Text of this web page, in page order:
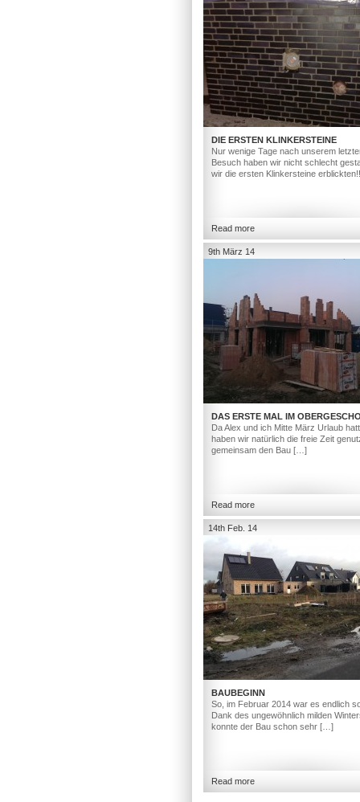
DIE ERSTEN KLINKERSTEINE
Nur wenige Tage nach unserem
Besuch haben wir nicht schlecht
wir die ersten Klinkersteine
Read more
9th März 14
DAS ERSTE MAL IM
Da Alex und ich Mitte März Urlaub
haben wir natürlich die freie Zeit
gemeinsam den Bau […]
Read more
14th Feb. 14
BAUBEGINN
So, im Februar 2014 war es endlich
Dank des ungewöhnlich milden
konnte der Bau schon sehr […]
Read more